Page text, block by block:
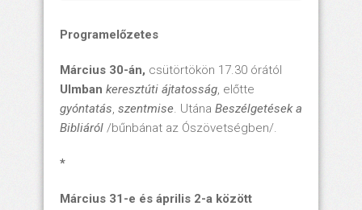
Programelőzetes
Március 30-án, csütörtökön 17.30 órától
Ulmban keresztúti ájtatosság, előtte
gyóntatás, szentmise. Utána Beszélgetések a
Bibliáról /bűnbánat az Ószövetségben/.
*
Március 31-e és április 2-a között